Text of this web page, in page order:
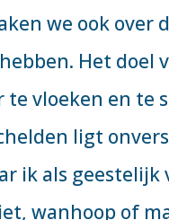
we ook over
Het doel
vloeken en te
ligt
ik als geestelijk
wanhoop of